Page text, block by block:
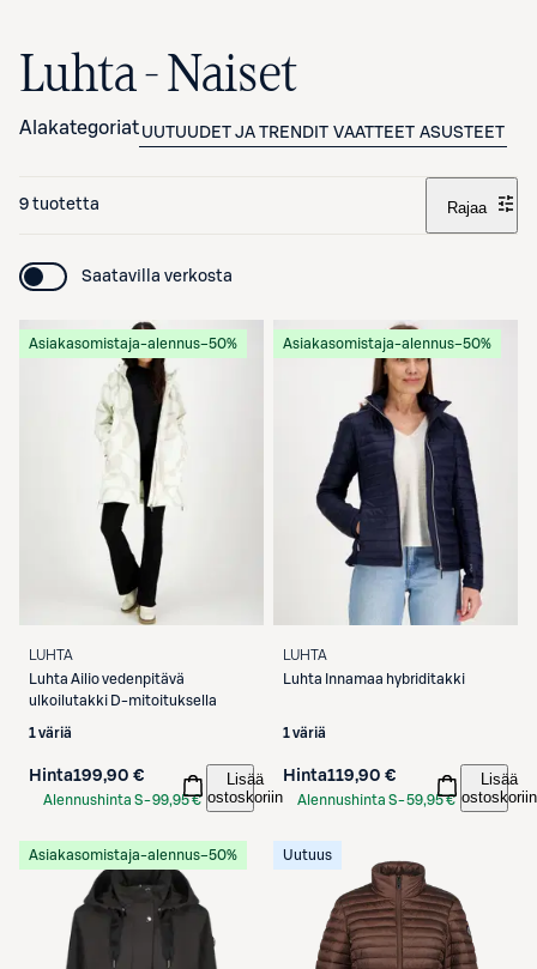
Luhta - Naiset
Alakategoriat UUTUUDET JA TRENDIT VAATTEET ASUSTEET
9 tuotetta Rajaa
Saatavilla verkosta
Asiakasomistaja-alennus−50%
LUHTA
Luhta Ailio vedenpitävä
ulkoilutakki D-mitoituksella
1 väriä
Hinta199,90 €
Alennushinta S-99,95 €
Lisää
ostoskoriin
Asiakasomistaja-alennus−50%
LUHTA
Luhta Innamaa hybriditakki
1 väriä
Hinta119,90 €
Alennushinta S-59,95 €
Lisää
ostoskoriin
Asiakasomistaja-alennus−50% Uutuus